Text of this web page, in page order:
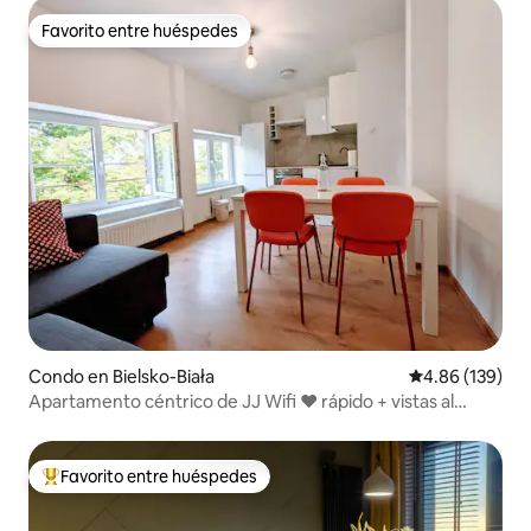
Favorito entre huéspedes
Favorito entre huéspedes
Condo en Bielsko-Biała Calificación
4.86 (139)
Apartamento céntrico de JJ Wifi ♥ rápido + vistas al
Favorito entre huéspedes preferido
Favorito entre huéspedes